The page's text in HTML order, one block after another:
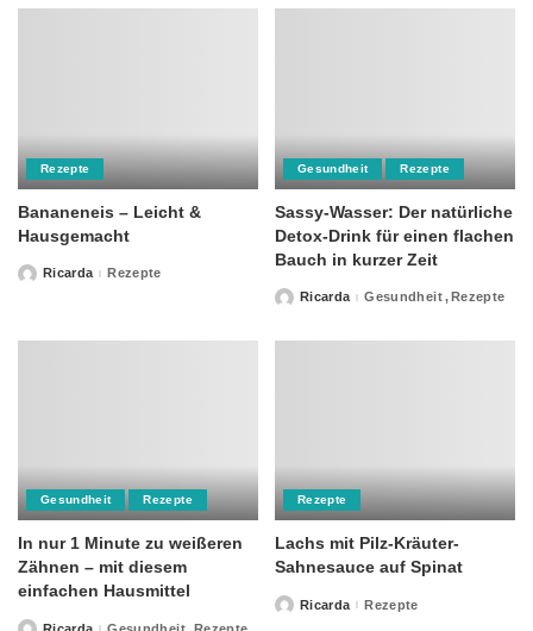
Rezepte
Bananeneis – Leicht &
Hausgemacht
PostedRicarda Rezepte
Gesundheit Rezepte
Sassy-Wasser: Der natürliche
Detox-Drink für einen flachen
Bauch in kurzer Zeit
PostedRicarda Gesundheit Rezepte
Gesundheit Rezepte
In nur 1 Minute zu weißeren
Zähnen – mit diesem
einfachen Hausmittel
Ricarda Gesundheit Rezepte
Rezepte
Lachs mit Pilz-Kräuter-
Sahnesauce auf Spinat
PostedRicarda Rezepte